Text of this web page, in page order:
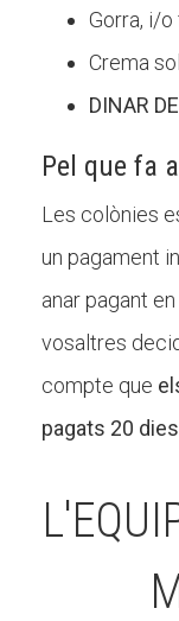
Gorra, i/o
Crema
DINAR
Pel que fa
Les colònies
un pagament
anar pagant
vosaltres
compte que
pagats 20